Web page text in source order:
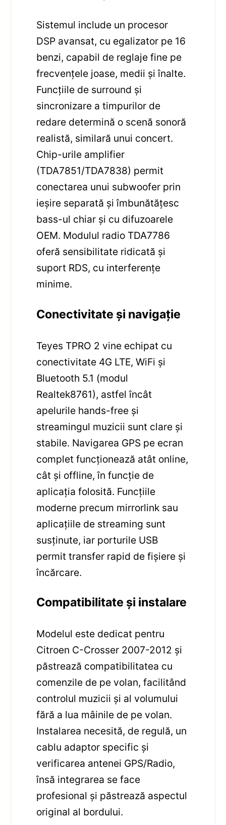
Sistemul include un procesor
DSP avansat, cu egalizator pe 16
benzi, capabil de reglaje fine pe
frecvențele joase, medii și înalte.
Funcțiile de surround și
sincronizare a timpurilor de
redare determină o scenă sonoră
realistă, similară unui concert.
Chip-urile amplifier
(TDA7851/TDA7838) permit
conectarea unui subwoofer prin
ieșire separată și îmbunătățesc
bass-ul chiar și cu difuzoarele
OEM. Modulul radio TDA7786
oferă sensibilitate ridicată și
suport RDS, cu interferențe
minime.
Conectivitate și navigație
Teyes TPRO 2 vine echipat cu
conectivitate 4G LTE, WiFi și
Bluetooth 5.1 (modul
Realtek8761), astfel încât
apelurile hands-free și
streamingul muzicii sunt clare și
stabile. Navigarea GPS pe ecran
complet funcționează atât online,
cât și offline, în funcție de
aplicația folosită. Funcțiile
moderne precum mirrorlink sau
aplicațiile de streaming sunt
susținute, iar porturile USB
permit transfer rapid de fișiere și
încărcare.
Compatibilitate și instalare
Modelul este dedicat pentru
Citroen C-Crosser 2007-2012 și
păstrează compatibilitatea cu
comenzile de pe volan, facilitând
controlul muzicii și al volumului
fără a lua mâinile de pe volan.
Instalarea necesită, de regulă, un
cablu adaptor specific și
verificarea antenei GPS/Radio,
însă integrarea se face
profesional și păstrează aspectul
original al bordului.